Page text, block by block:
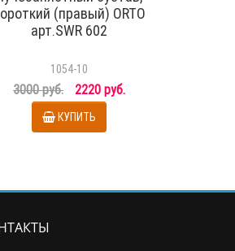
(правый) ORTO
арт.SWR 602
1054-10
3000 руб. 2220 руб.
КУПИТЬ